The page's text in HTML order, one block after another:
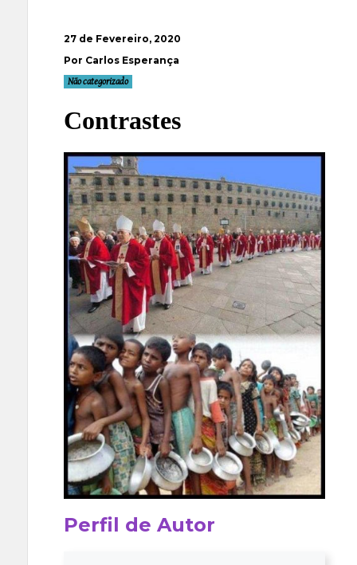
27 de Fevereiro, 2020
Por Carlos Esperança
Não categorizado
Contrastes
Perfil de Autor